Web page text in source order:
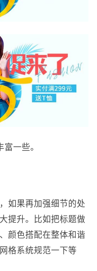
一些。
如果再加强细节的处
提升。比如把标题做
颜色搭配在整体和谐
格系统规范一下等